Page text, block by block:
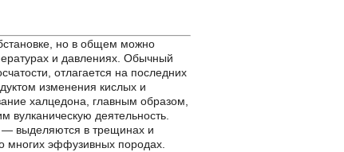
но в общем можно
и давлениях. Обычный
отлагается на последних
изменения кислых и
халцедона, главным образом,
деятельность.
— выделяются в трещинах и
многих эффузивных породах.